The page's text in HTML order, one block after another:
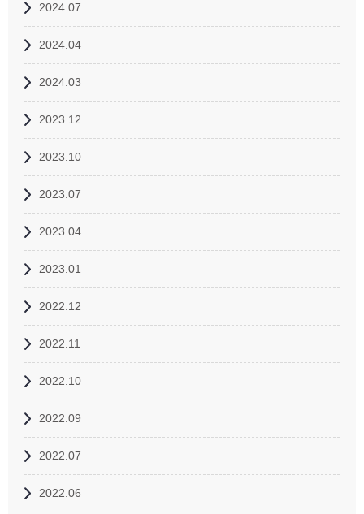
2024.07
2024.04
2024.03
2023.12
2023.10
2023.07
2023.04
2023.01
2022.12
2022.11
2022.10
2022.09
2022.07
2022.06